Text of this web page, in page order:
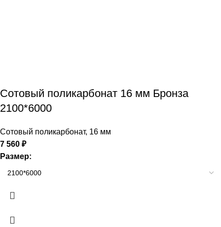
Сотовый поликарбонат 16 мм Бронза
2100*6000
Сотовый поликарбонат, 16 мм
7 560 ₽
Размер: